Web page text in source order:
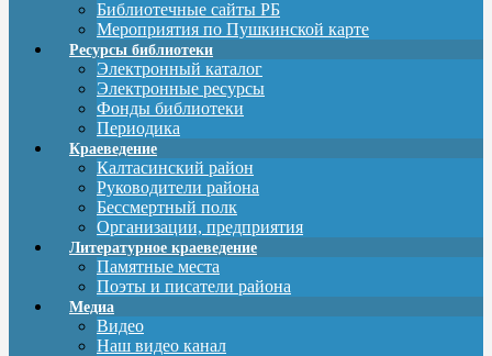
Библиотечные сайты РБ
Мероприятия по Пушкинской карте
Ресурсы библиотеки
Электронный каталог
Электронные ресурсы
Фонды библиотеки
Периодика
Краеведение
Калтасинский район
Руководители района
Бессмертный полк
Организации, предприятия
Литературное краеведение
Памятные места
Поэты и писатели района
Медиа
Видео
Наш видео канал